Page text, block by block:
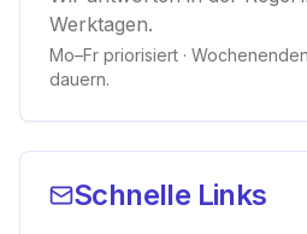
Werktagen.
Mo–Fr priorisiert ·
dauern.
Schnelle Links